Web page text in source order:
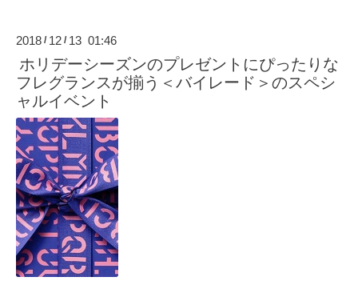
2018 / 12 / 13 01:46
ホリデーシーズンのプレゼントにぴったりな
フレグランスが揃う＜バイレード＞のスペシ
ャルイベント